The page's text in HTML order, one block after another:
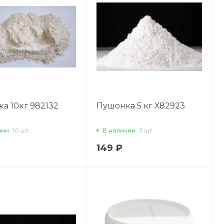
10кг 982132
10 шт
Пушонка 5 кг Х82923
В наличии 3 шт
149 ₽